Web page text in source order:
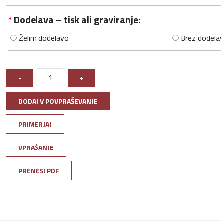
* Dodelava – tisk ali graviranje:
Želim dodelavo Brez
- +
DODAJ V POVPRAŠEVANJE
PRIMERJAJ
VPRAŠANJE
PRENESI PDF